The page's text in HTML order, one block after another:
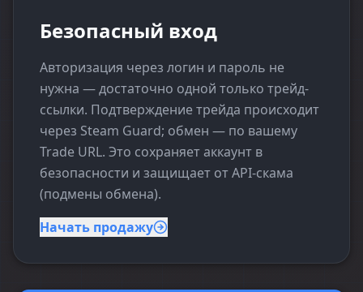
Безопасный вход
Авторизация через логин и пароль не
нужна — достаточно одной только трейд-
ссылки. Подтверждение трейда происходит
через Steam Guard; обмен — по вашему
Trade URL. Это сохраняет аккаунт в
безопасности и защищает от API-скама
(подмены обмена).
Начать продажу